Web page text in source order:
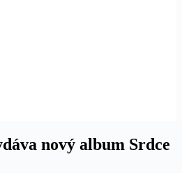
nový album Srdce